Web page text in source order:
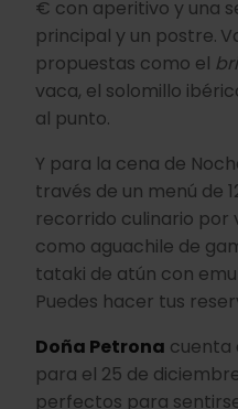
€ con aperitivo y una
principal y un postre.
propuestas como el
vaca, el solomillo
al punto.
Y para la cena de
través de un menú de
recorrido culinario por
como aguachile de
tataki de atún con
Puedes hacer tus
Doña Petrona cuenta
para el 25 de
perfectos para